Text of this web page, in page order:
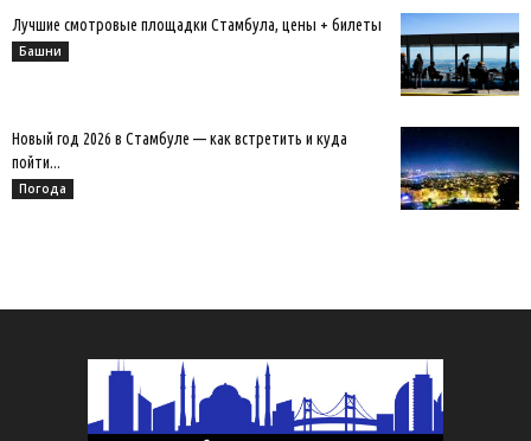
Лучшие смотровые площадки Стамбула, цены + билеты
Башни
Новый год 2026 в Стамбуле — как встретить и куда
пойти...
Погода